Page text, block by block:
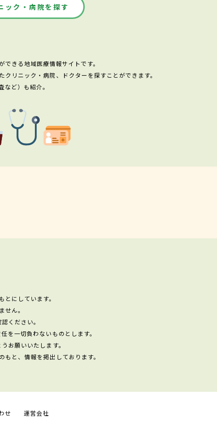
ック・病院を探す
きる地域医療情報サイトです。
リニック・病院、ドクターを探すことができます。
ど）も紹介。
にしています。
ん。
ください。
を一切負わないものとします。
お願いいたします。
と、情報を掲出しております。
せ 運営会社